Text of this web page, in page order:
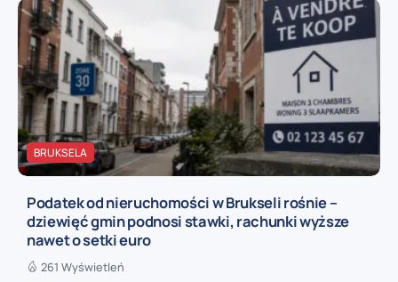
BRUKSELA
Podatek od nieruchomości w Brukseli rośnie –
dziewięć gmin podnosi stawki, rachunki wyższe
nawet o setki euro
261 Wyświetleń